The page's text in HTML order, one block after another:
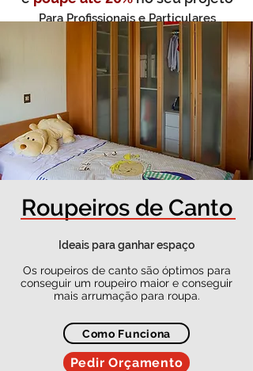
Para Profissionais e Particulares
(saber mais)
Roupeiros de Canto
Ideais para ganhar espaço
Os roupeiros de canto são óptimos para
conseguir um roupeiro maior e conseguir
mais arrumação para roupa.
Como Funciona
Pedir Orçamento